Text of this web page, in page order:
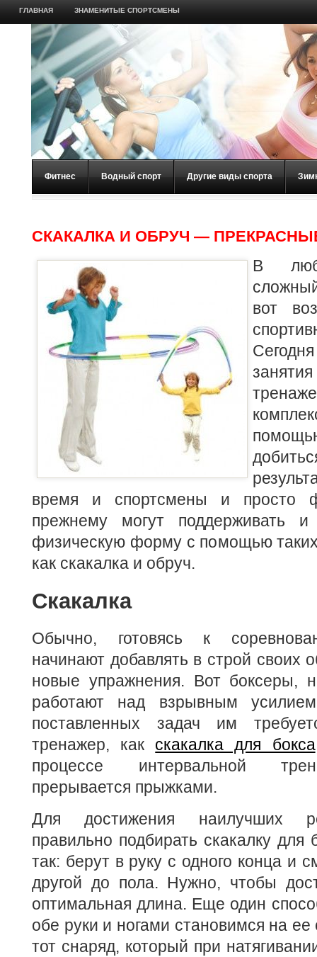
ГЛАВНАЯ ЗНАМЕНИТЫЕ СПОРТСМЕНЫ
Фитнес Водный спорт Другие виды спорта
СКАКАЛКА И ОБРУЧ —
В
вот
время и спортсмены и просто
прежнему могут поддерживать
физическую форму с помощью
как скакалка и обруч.
Скакалка
Обычно, готовясь к
начинают добавлять в строй своих
новые упражнения. Вот боксеры,
работают над взрывным
поставленных задач им
тренажер, как скакалка для бокса
процессе интервальной
прерывается прыжками.
Для достижения наилучших
правильно подбирать скакалку
так: берут в руку с одного конца и
другой до пола. Нужно, чтобы
оптимальная длина. Еще один
обе руки и ногами становимся на
тот снаряд, который при